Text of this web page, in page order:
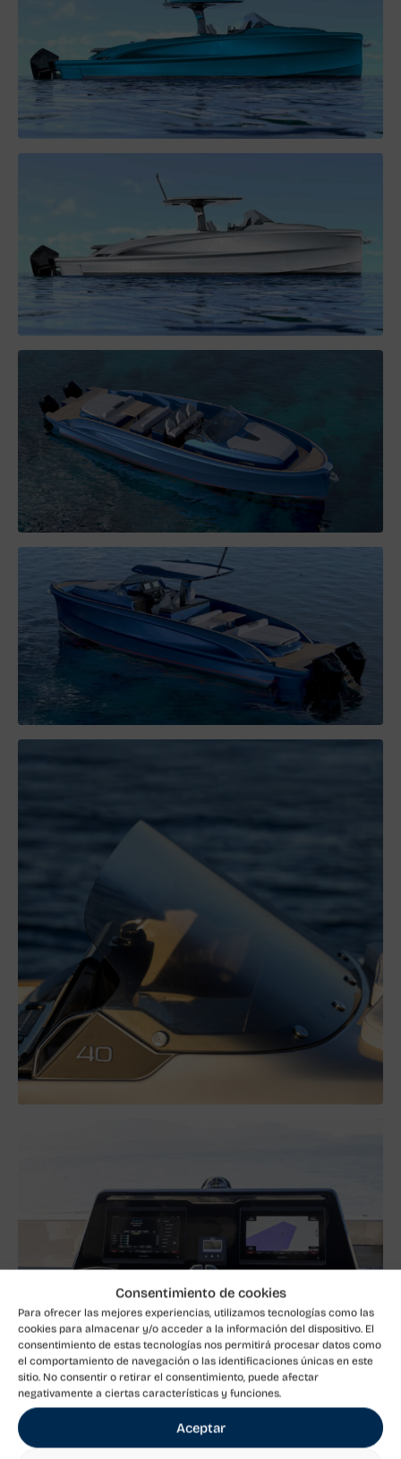
Consentimiento de cookies
Para ofrecer las mejores experiencias, utilizamos tecnologías como las
cookies para almacenar y/o acceder a la información del dispositivo. El
consentimiento de estas tecnologías nos permitirá procesar datos como
el comportamiento de navegación o las identificaciones únicas en este
sitio. No consentir o retirar el consentimiento, puede afectar
negativamente a ciertas características y funciones.
Aceptar